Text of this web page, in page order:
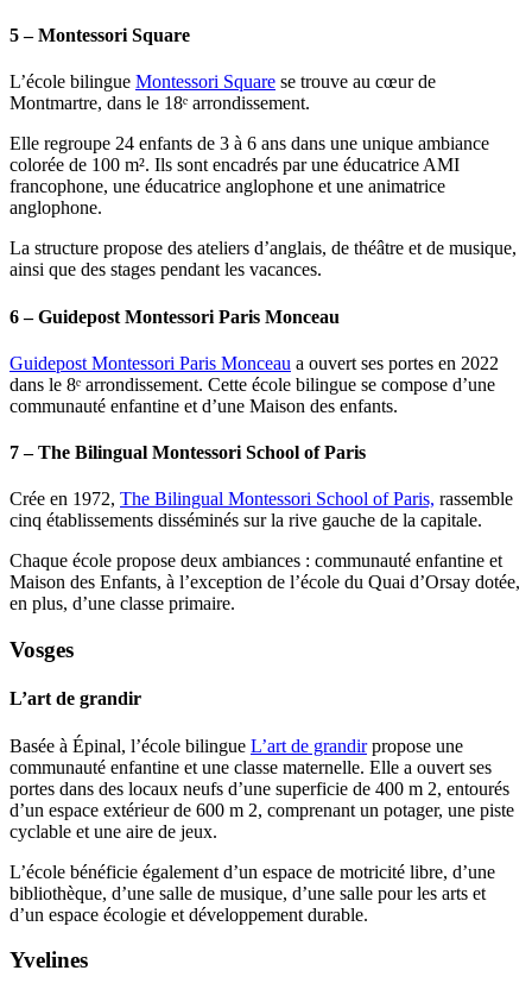
5 – Montessori Square
L’école bilingue Montessori Square se trouve au cœur de
Montmartre, dans le 18ᵉ arrondissement.
Elle regroupe 24 enfants de 3 à 6 ans dans une unique ambiance
colorée de 100 m². Ils sont encadrés par une éducatrice AMI
francophone, une éducatrice anglophone et une animatrice
anglophone.
La structure propose des ateliers d’anglais, de théâtre et de musique,
ainsi que des stages pendant les vacances.
6 – Guidepost Montessori Paris Monceau
Guidepost Montessori Paris Monceau a ouvert ses portes en 2022
dans le 8ᵉ arrondissement. Cette école bilingue se compose d’une
communauté enfantine et d’une Maison des enfants.
7 – The Bilingual Montessori School of Paris
Crée en 1972, The Bilingual Montessori School of Paris, rassemble
cinq établissements disséminés sur la rive gauche de la capitale.
Chaque école propose deux ambiances : communauté enfantine et
Maison des Enfants, à l’exception de l’école du Quai d’Orsay dotée,
en plus, d’une classe primaire.
Vosges
L’art de grandir
Basée à Épinal, l’école bilingue L’art de grandirpropose une
communauté enfantine et une classe maternelle. Elle a ouvert ses
portes dans des locaux neufs d’une superficie de 400 m 2, entourés
d’un espace extérieur de 600 m 2, comprenant un potager, une piste
cyclable et une aire de jeux.
L’école bénéficie également d’un espace de motricité libre, d’une
bibliothèque, d’une salle de musique, d’une salle pour les arts et
d’un espace écologie et développement durable.
Yvelines